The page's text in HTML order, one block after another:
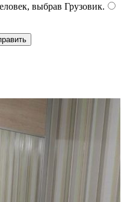
выбрав Грузовик.